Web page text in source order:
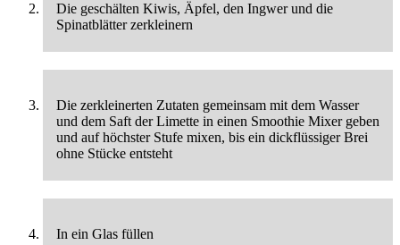
Die geschälten Kiwis, Äpfel, den Ingwer und die
Spinatblätter zerkleinern
Die zerkleinerten Zutaten gemeinsam mit dem Wasser
und dem Saft der Limette in einen Smoothie Mixer geben
und auf höchster Stufe mixen, bis ein dickflüssiger Brei
ohne Stücke entsteht
In ein Glas füllen